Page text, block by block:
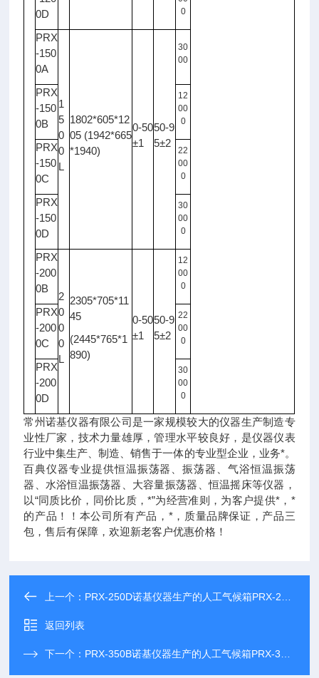
0D
0
PRX
-150
0A
1
5
0
0
L
1802*605*12
05 (1942*665
*1940)
0-50
±1
50-9
5±2
30
00
PRX
-150
0B
12
00
0
PRX
-150
0C
22
00
0
PRX
-150
0D
30
00
0
PRX
-200
0B
2
0
0
0
L
2305*705*11
45
(2445*765*1
890)
0-50
±1
50-9
5±2
12
00
0
PRX
-200
0C
22
00
0
PRX
-200
0D
30
00
0
常州诺基仪器有限公司是一家规模较大的仪器生产制造专
业性厂家，技术力量雄厚，管理水平较良好，是仪器仪表
行业中集生产、制造、销售于一体的专业型企业，业务*。
百典仪器专业提供恒温振荡器、振荡器、气浴恒温振荡
器、水浴恒温振荡器、大容量振荡器、恒温摇床等仪器，
以“同质比价，同价比质，*”为经营准则，为客户提供*，*
的产品！！本公司所有产品，*，质量品牌保证，产品三
包，售后有保障，欢迎新老客户优惠价格！
上一个： PRX-250D诺基仪器生产的人工气候箱PRX-250D享受诺基仪器优质售后服务
返回列表
下一个： PRX-350B诺基仪器生产的人工气候箱PRX-350B享受诺基仪器优质售后服务